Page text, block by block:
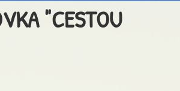
"CESTOU